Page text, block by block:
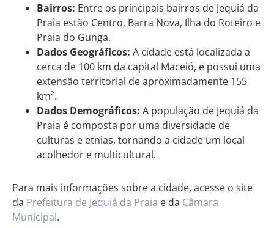
Bairros: Entre os principais bairros de Jequiá da
Praia estão Centro, Barra Nova, Ilha do Roteiro e
Praia do Gunga.
Dados Geográficos: A cidade está localizada a
cerca de 100 km da capital Maceió, e possui uma
extensão territorial de aproximadamente 155
km².
Dados Demográficos: A população de Jequiá da
Praia é composta por uma diversidade de
culturas e etnias, tornando a cidade um local
acolhedor e multicultural.
Para mais informações sobre a cidade, acesse o site
da Prefeitura de Jequiá da Praia e da Câmara
Municipal.